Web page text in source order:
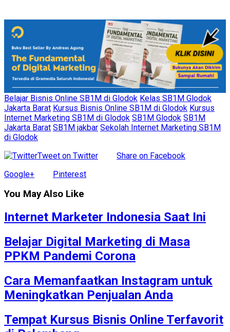
Belajar Bisnis Online SB1M di Glodok Kelas SB1M Glodok
Jakarta Barat Kursus Bisnis Online SB1M di Glodok Kursus
Internet Marketing SB1M di Glodok SB1M Glodok SB1M
Jakarta Barat SB1M jakbar Sekolah Internet Marketing SB1M
di Glodok
Tweet on Twitter
Share on Facebook
Google+
Pinterest
You May Also Like
Internet Marketer Indonesia Saat Ini
Belajar Digital Marketing di Masa
PPKM Pandemi Corona
Cara Memanfaatkan Instagram untuk
Meningkatkan Penjualan Anda
Tempat Kursus Bisnis Online Terfavorit